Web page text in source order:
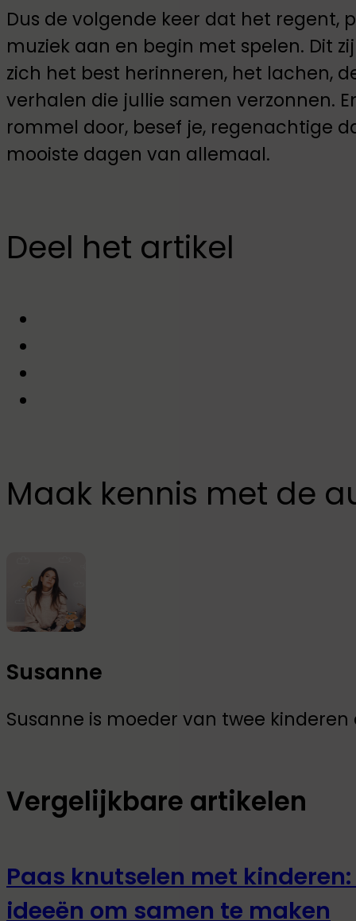
Dus de volgende keer dat het regent,
muziek aan en begin met spelen. Dit
zich het best herinneren, het lachen,
verhalen die jullie samen verzonnen.
rommel door, besef je, regenachtige
mooiste dagen van allemaal.
Deel het artikel
Maak kennis met de
Susanne
Susanne is moeder van twee
Vergelijkbare artikelen
Paas knutselen met
ideeën om samen te maken